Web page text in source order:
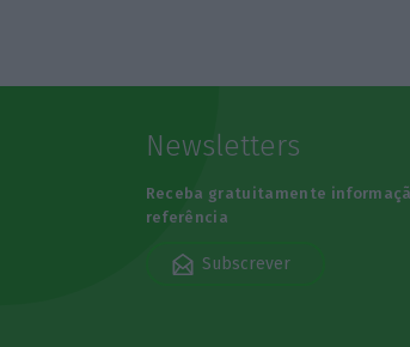
Newsletters
Receba gratuitamente
referência
Subscrever